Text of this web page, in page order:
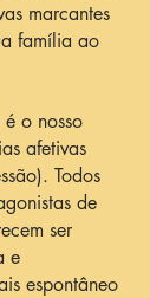
marcantes
família ao
o nosso
afetivas
Todos
de
ser
e
espontâneo